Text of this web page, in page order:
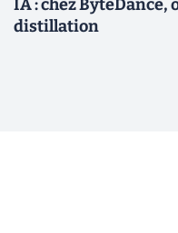
IA : chez ByteDance,
distillation